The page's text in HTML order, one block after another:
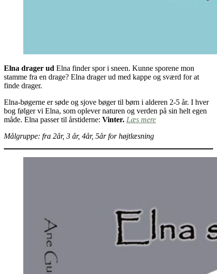
Elna drager ud Elna finder spor i sneen. Kunne sporene mon
stamme fra en drage? Elna drager ud med kappe og sværd for at
finde drager.
Elna-bøgerne er søde og sjove bøger til børn i alderen 2-5 år. I hver
bog følger vi Elna, som oplever naturen og verden på sin helt egen
måde. Elna passer til årstiderne: Vinter. Læs mere
Målgruppe: fra 2år, 3 år, 4år, 5år for højtlæsning